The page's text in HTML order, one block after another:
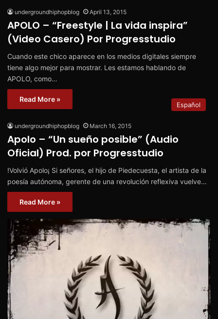
undergroundhiphopblog April 13, 2015
APOLO – “Freestyle | La vida inspira”
(Video Casero) Por Progresstudio
Cuando este chico aparece en los medios digitales siempre
tiene algo mejor para mostrar. Les estamos hablando de
APOLO, como…
Read More »
Español
undergroundhiphopblog March 16, 2015
Apolo – “Un sueño posible” (Audio
Oficial) Prod. por Progresstudio
!Volvió Apolo¡ Si señores, el hijo de Piedecuesta, el artista de la
poesía autónoma, gerente de una revolución reflexiva vuelve…
Read More »